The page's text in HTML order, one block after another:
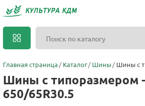
Главная страница Каталог Шины Шины с
Шины с типоразмером -
650/65R30.5